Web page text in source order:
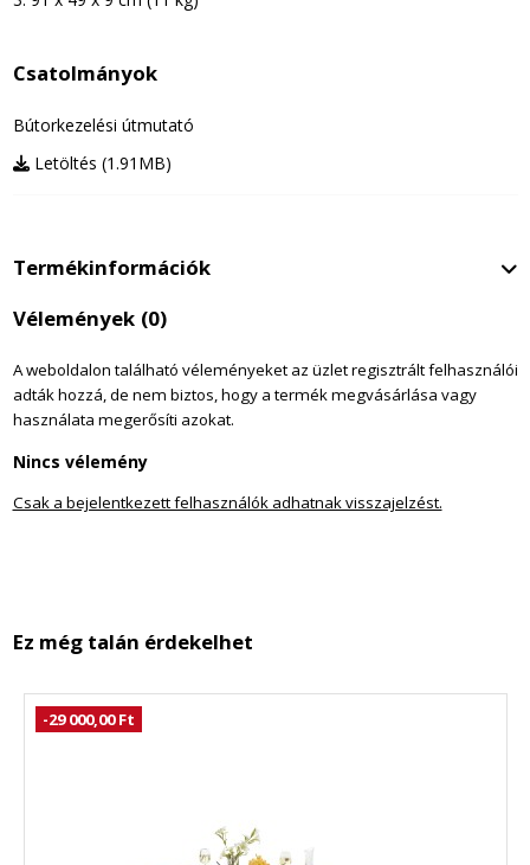
Csatolmányok
Bútorkezelési útmutató
Letöltés (1.91MB)
Termékinformációk
Vélemények (0)
A weboldalon található véleményeket az üzlet regisztrált felhasználói
adták hozzá, de nem biztos, hogy a termék megvásárlása vagy
használata megerősíti azokat.
Nincs vélemény
Csak a bejelentkezett felhasználók adhatnak visszajelzést.
Ez még talán érdekelhet
-29 000,00 Ft